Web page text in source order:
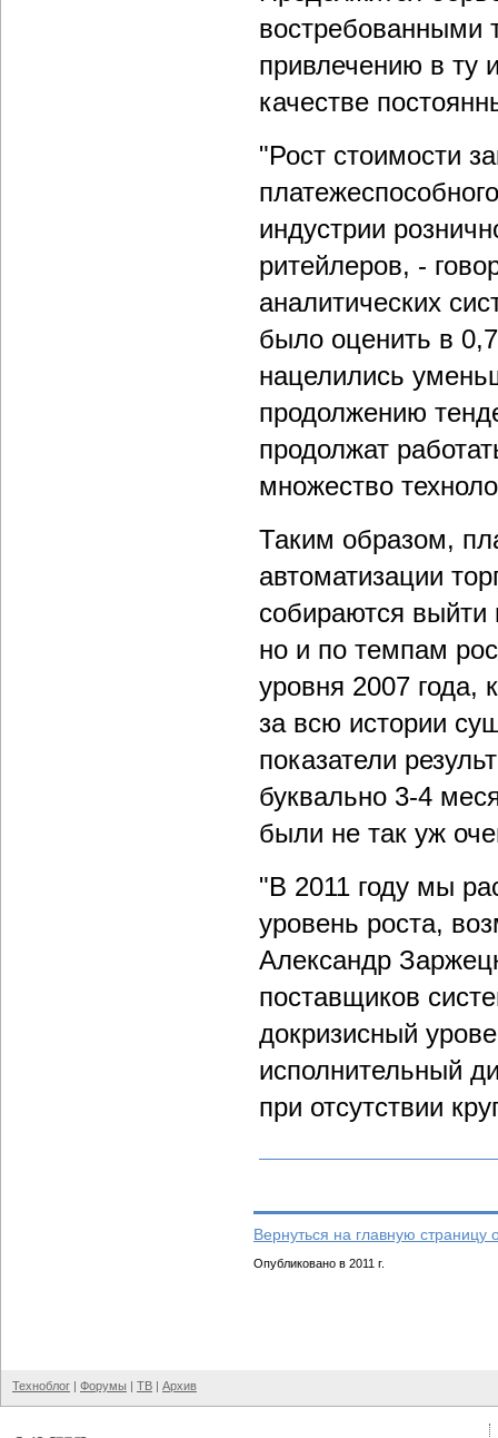
востребованными
привлечению в ту
качестве
"Рост стоимости
индустрии
ритейлеров, -
аналитических
было оценить в
нацелились
продолжению
продолжат
множество
Таким образом,
автоматизации
собираются выйти
но и по темпам
уровня 2007
за всю истории
показатели
буквально 3-4
были не так уж
"В 2011 году мы
уровень роста,
Александр
поставщиков
докризисный
исполнительный
при отсутствии
Вернуться на главную страницу
Опубликовано в 2011 г.
Техноблог | Форумы | ТВ | Архив